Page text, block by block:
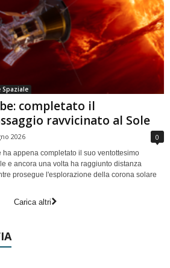
completato il
ravvicinato al Sole
2026 0
ha appena completato il suo ventottesimo
e ancora una volta ha raggiunto distanza
prosegue l'esplorazione della corona solare
Carica altri